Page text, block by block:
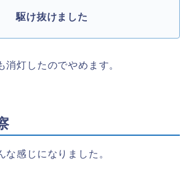
駆け抜けました
消灯したのでやめます。
な感じになりました。